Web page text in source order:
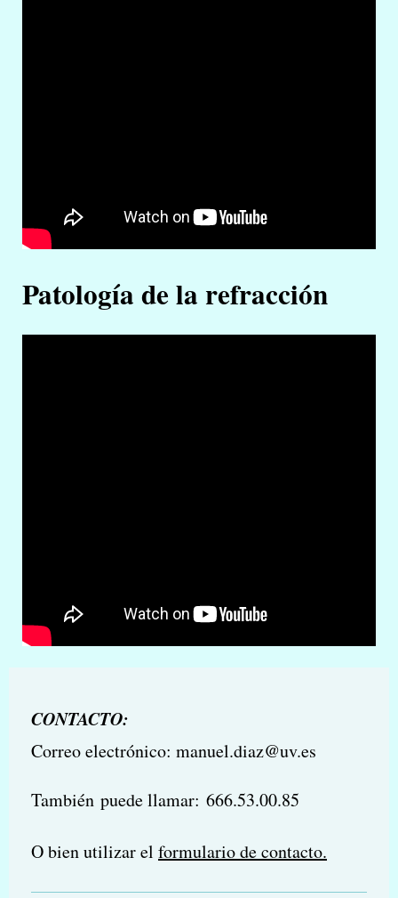
Patología de la refracción
CONTACTO:
Correo electrónico: manuel.diaz@uv.es
También puede llamar: 666.53.00.85
O bien utilizar el formulario de contacto.